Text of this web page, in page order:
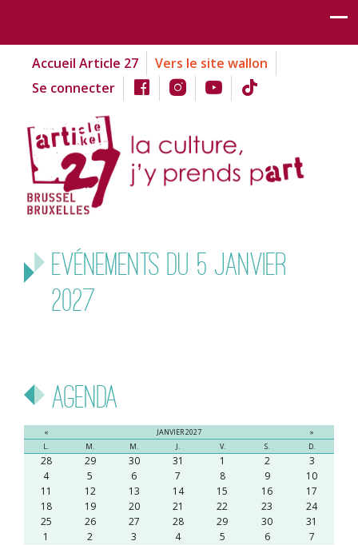
Accueil Article 27
Vers le site wallon
Se connecter
Evénements du 5 janvier
2027
Agenda
« JANVIER 2027
»
L.
M. M. J. V. S. D.
28 29 30 31 1 2
3
4
5 6 7 8 9
10
11
12 13 14 15 16
17
18
19 20 21 22 23
24
25
26 27 28 29 30
31
1
2 3 4 5 6 7